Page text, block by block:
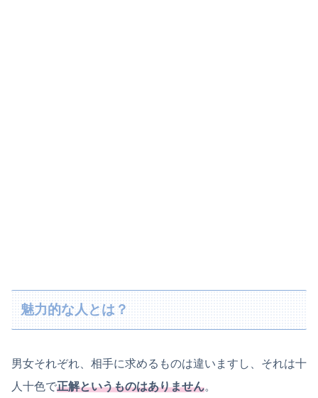
魅力的な人とは？
男女それぞれ、相手に求めるものは違いますし、それは十
人十色で正解というものはありません。